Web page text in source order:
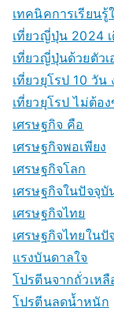
เทคนิคการเรียนรู้
เที่ยวญี่ปุ่น 2024
เที่ยวญี่ปุ่นด้วยตัวเ
เที่ยวยุโรป 10 วัน
เที่ยวยุโรป ไม่ต้อ
เศรษฐกิจ คือ
เศรษฐกิจพอเพียง
เศรษฐกิจโลก
เศรษฐกิจในปัจจุบั
เศรษฐกิจไทย
เศรษฐกิจไทยใน
แรงบันดาลใจ
โปรตีนจากถั่วเหลื
โปรตีนลดน้ำหนัก